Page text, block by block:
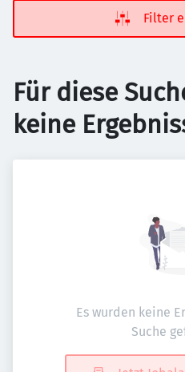
Filter
Für diese
keine
Es wurden keine
Suche